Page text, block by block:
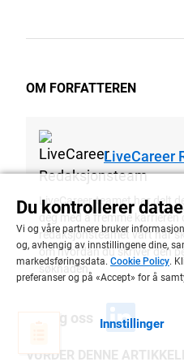
OM FORFATTEREN
LiveCareer
LiveCareer-teamet har delt
deg med å fremme karrieren
redaksjonsteamet vårt har
om hvordan du skriver den
søknaden.
Følg oss
VURDER DENNE
Du kontrollerer
Vi og våre partnere bruker
og, avhengig av innstillingene dine,
markedsføringsdata. Cookie Policy.
preferanser og på «Accept» for å
Innstillinger